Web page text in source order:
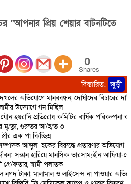
“আপনার প্রিয় শেয়ার বাটনটিতে
0
Shares
বিস্তারিত: জুড়ী
অভিযোগে মানববন্ধন, দোষীদের বিচারের দাবি
উদ্যোগে গন মিছিল
হয়রানি প্রতিরোধ কমিটির বার্ষিক পরিকল্পনা
মৃ/ত্যু, গুরুতর আ/হ/ত ৩
এক পা বি/চ্ছিন্ন
আব্দুল হকের বিরুদ্ধে প্রতারণার অভিযোগ
সন্তান হারিয়ে মানসিক ভারসাম্যহীন আফিয়া-
ফতার, স্বামী পলাতক
টাকা, মালামাল ও লাইসেন্স না পাওয়ার